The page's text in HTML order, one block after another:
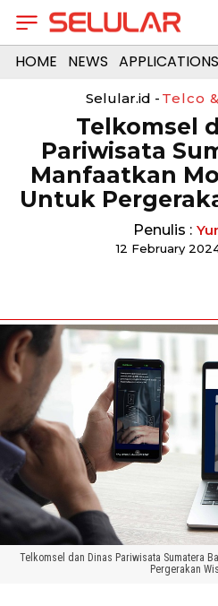
HOME NEWS APPLICATIONS
Selular.id - Telco
Telkomsel
Pariwisata
Manfaatkan
Untuk
Penulis :
12 February
Telkomsel dan Dinas Pariwisata Sumatera
Pergerakan